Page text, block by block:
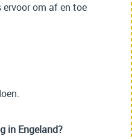
ervoor om af en toe
in Engeland?